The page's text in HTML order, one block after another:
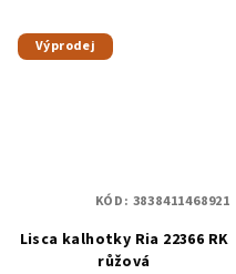
Výprodej
Lisca kalhotky Ria 22366 RK
růžová
KÓD: 3838411468921